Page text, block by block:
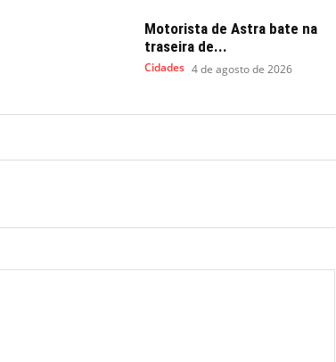
Motorista de Astra bate na
traseira de...
Cidades 4 de agosto de 2026